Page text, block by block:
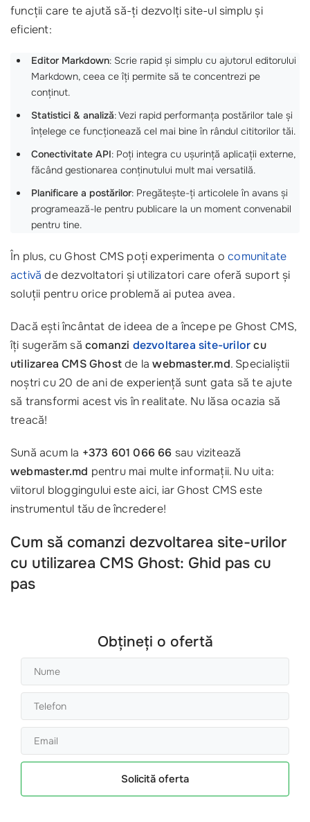
funcții care te ajută să-ți dezvolți site-ul simplu și
eficient:
Editor Markdown: Scrie rapid și simplu cu ajutorul editorului
Markdown, ceea ce îți permite să te concentrezi pe
conținut.
Statistici & analiză: Vezi rapid performanța postărilor tale și
înțelege ce funcționează cel mai bine în rândul cititorilor tăi.
Conectivitate API: Poți integra cu ușurință aplicații externe,
făcând gestionarea conținutului mult mai versatilă.
Planificare a postărilor: Pregătește-ți articolele în avans și
programează-le pentru publicare la un moment convenabil
pentru tine.
În plus, cu Ghost CMS poți experimenta ocomunitate
activă de dezvoltatori și utilizatori care oferă suport și
soluții pentru orice problemă ai putea avea.
Dacă ești încântat de ideea de a începe pe Ghost CMS,
îți sugerăm să comanzi dezvoltarea site-urilorcu
utilizarea CMS Ghostde lawebmaster.md. Specialiștii
noștri cu 20 de ani de experiență sunt gata să te ajute
să transformi acest vis în realitate. Nu lăsa ocazia să
treacă!
Sună acum la +373 601 066 66 sau vizitează
webmaster.md pentru mai multe informații. Nu uita:
viitorul bloggingului este aici, iar Ghost CMS este
instrumentul tău de încredere!
Cum să comanzi dezvoltarea site-urilor
cu utilizarea CMS Ghost: Ghid pas cu
pas
Obțineți o ofertă
Solicită oferta